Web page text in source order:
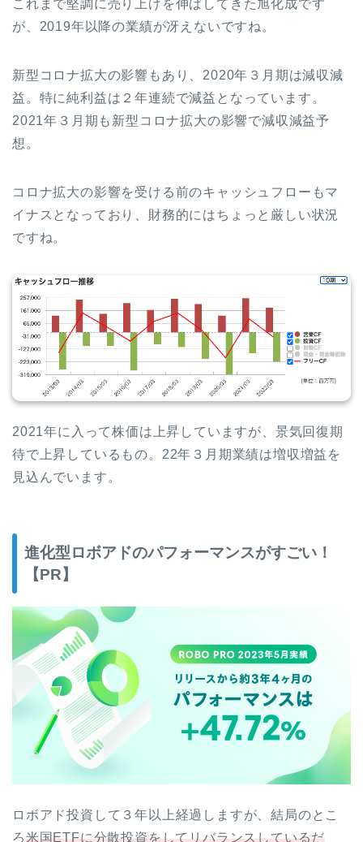
これまで堅調に売り上げを伸ばしてきた旭化成です
が、2019年以降の業績が冴えないですね。
新型コロナ拡大の影響もあり、2020年３月期は減収減
益。特に純利益は２年連続で減益となっています。
2021年３月期も新型コロナ拡大の影響で減収減益予
想。
コロナ拡大の影響を受ける前のキャッシュフローもマ
イナスとなっており、財務的にはちょっと厳しい状況
ですね。
2021年に入って株価は上昇していますが、景気回復期
待で上昇しているもの。22年３月期業績は増収増益を
見込んでいます。
進化型ロボアドのパフォーマンスがすごい！
【PR】
ロボアド投資して３年以上経過しますが、結局のとこ
ろ米国ETFに分散投資をしてリバランスしているだ